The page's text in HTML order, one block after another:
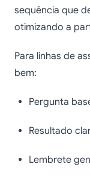
sequência que
otimizando a
Para linhas de
bem:
Pergunta
Resultado
Lembrete